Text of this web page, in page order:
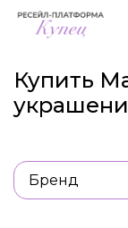
Купить
Бренд